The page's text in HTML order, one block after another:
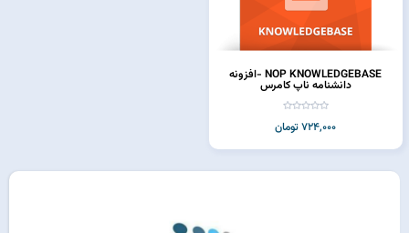
NOP KNOWLEDGEBASE -افزونه
دانشنامه ناپ کامرس
724,000 تومان